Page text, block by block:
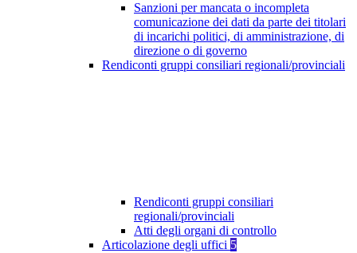
Sanzioni per mancata o incompleta
comunicazione dei dati da parte dei titolari
di incarichi politici, di amministrazione, di
direzione o di governo
Rendiconti gruppi consiliari regionali/provinciali
Rendiconti gruppi consiliari
regionali/provinciali
Atti degli organi di controllo
Articolazione degli uffici 5